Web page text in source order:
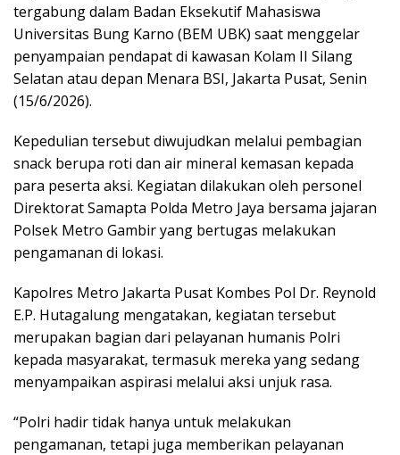
tergabung dalam Badan Eksekutif Mahasiswa
Universitas Bung Karno (BEM UBK) saat menggelar
penyampaian pendapat di kawasan Kolam II Silang
Selatan atau depan Menara BSI, Jakarta Pusat, Senin
(15/6/2026).
Kepedulian tersebut diwujudkan melalui pembagian
snack berupa roti dan air mineral kemasan kepada
para peserta aksi. Kegiatan dilakukan oleh personel
Direktorat Samapta Polda Metro Jaya bersama jajaran
Polsek Metro Gambir yang bertugas melakukan
pengamanan di lokasi.
Kapolres Metro Jakarta Pusat Kombes Pol Dr. Reynold
E.P. Hutagalung mengatakan, kegiatan tersebut
merupakan bagian dari pelayanan humanis Polri
kepada masyarakat, termasuk mereka yang sedang
menyampaikan aspirasi melalui aksi unjuk rasa.
“Polri hadir tidak hanya untuk melakukan
pengamanan, tetapi juga memberikan pelayanan